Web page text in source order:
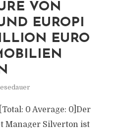
VON
EUROPI
EURO
0 Average: 0]Der
Manager Silverton ist